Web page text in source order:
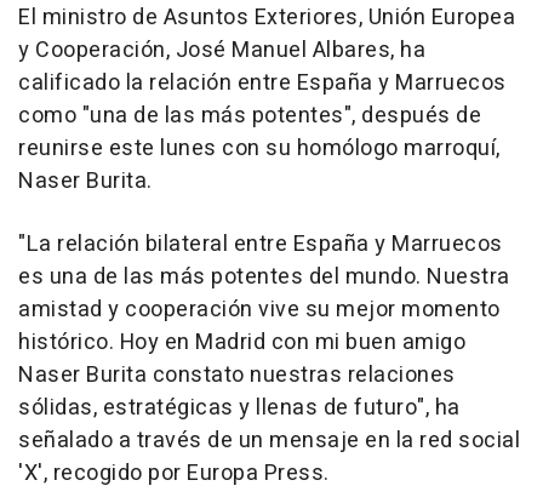
El ministro de Asuntos Exteriores, Unión Europea
y Cooperación, José Manuel Albares, ha
calificado la relación entre España y Marruecos
como "una de las más potentes", después de
reunirse este lunes con su homólogo marroquí,
Naser Burita.
"La relación bilateral entre España y Marruecos
es una de las más potentes del mundo. Nuestra
amistad y cooperación vive su mejor momento
histórico. Hoy en Madrid con mi buen amigo
Naser Burita constato nuestras relaciones
sólidas, estratégicas y llenas de futuro", ha
señalado a través de un mensaje en la red social
'X', recogido por Europa Press.